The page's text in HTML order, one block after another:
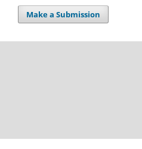
Make a Submission